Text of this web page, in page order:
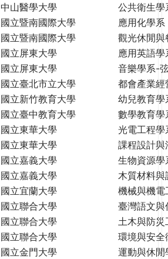
中山醫學大學
公共衛生學
國立暨南國際大學
應用化學系
國立暨南國際大學
觀光休閒與
國立屏東大學
應用英語學
國立屏東大學
音樂學系-
國立臺北市立大學
都會產業經
國立新竹教育大學
幼兒教育學
國立臺中教育大學
數學教育學
國立東華大學
光電工程學
國立東華大學
課程設計與
國立嘉義大學
生物資源學
國立嘉義大學
木質材料
國立宜蘭大學
機械與機電
國立聯合大學
臺灣語文與
國立聯合大學
土木與防
國立聯合大學
環境與安
國立金門大學
運動與休閒